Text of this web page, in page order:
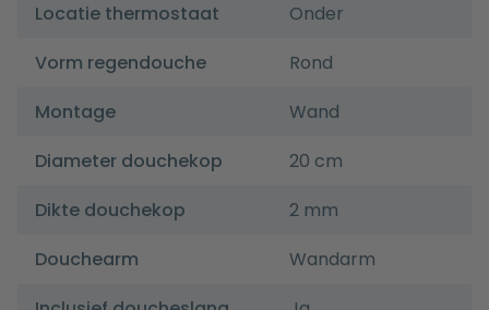
Locatie thermostaat
Onder
Vorm regendouche
Rond
Montage
Wand
Diameter douchekop
20 cm
Dikte douchekop
2 mm
Douchearm
Wandarm